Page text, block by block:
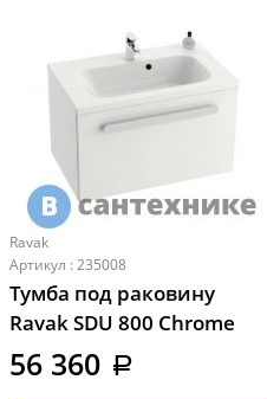
Ravak
Артикул : 235008
Тумба под раковину
Ravak SDU 800 Chrome
белая/белая (X000000534)
56 360 a